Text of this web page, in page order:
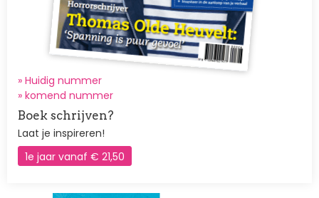
» Huidig nummer
» komend nummer
Boek schrijven?
Laat je inspireren!
1e jaar vanaf € 21,50